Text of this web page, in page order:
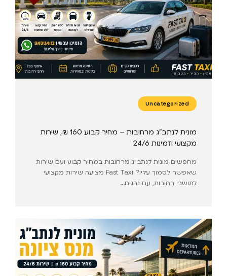
Uncategorized
מונית לנתב״ג מרחובות – מחיר קבוע 160 ₪, שירות
מקצועי וזמינות 24/6
מחפשים מונית לנתב״ג מרחובות במחיר קבוע ועם שירות
שאפשר לסמוך עליו? Fast Taxi מציעה שירות מקצועי
לתושבי רחובות, עם נהגים...